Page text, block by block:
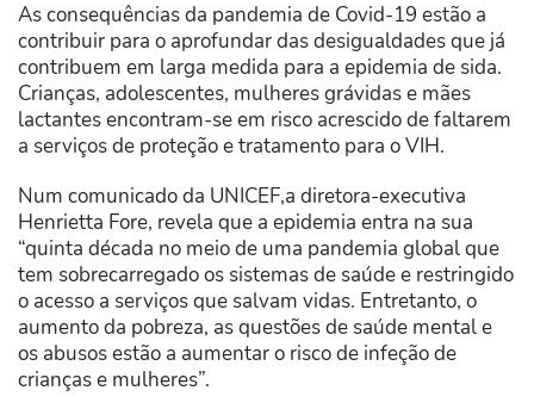
As consequências da pandemia de Covid-19 estão a
contribuir para o aprofundar das desigualdades que já
contribuem em larga medida para a epidemia de sida.
Crianças, adolescentes, mulheres grávidas e mães
lactantes encontram-se em risco acrescido de faltarem
a serviços de proteção e tratamento para o VIH.
Num comunicado da UNICEF,a diretora-executiva
Henrietta Fore, revela que a epidemia entra na sua
“quinta década no meiode uma pandemia global que
tem sobrecarregado os sistemas de saúde e restringido
o acesso a serviços que salvam vidas. Entretanto, o
aumento da pobreza, as questões de saúde mental e
os abusos estão a aumentar o risco de infeção de
crianças e mulheres”.